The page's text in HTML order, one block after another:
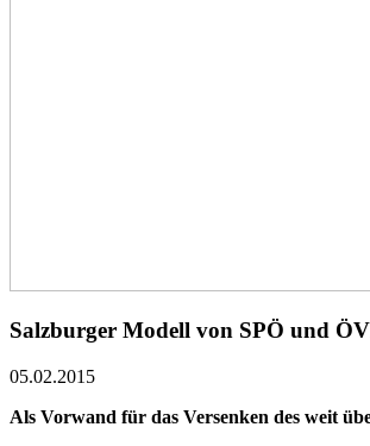
Salzburger Modell von SPÖ und
05.02.2015
Als Vorwand für das Versenken des weit